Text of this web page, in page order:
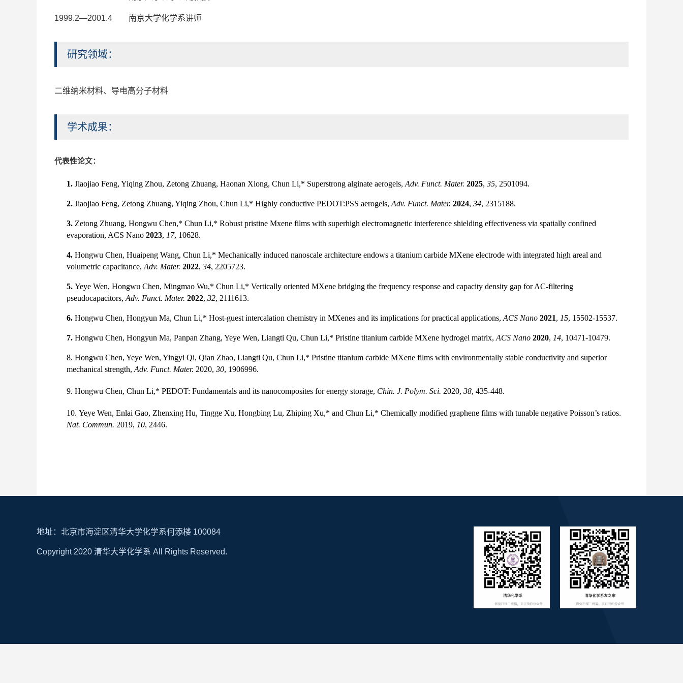
1999.2—2001.4 南京大学化学系讲师
研究领域：
二维纳米材料、导电高分子材料
学术成果：
代表性论文：
1. Jiaojiao Feng, Yiqing Zhou, Zetong Zhuang, Haonan Xiong, Chun Li,* Superstrong alginate aerogels, Adv. Funct. Mater. 2025, 35, 2501094.
2. Jiaojiao Feng, Zetong Zhuang, Yiqing Zhou, Chun Li,* Highly conductive PEDOT:PSS aerogels, Adv. Funct. Mater. 2024, 34, 2315188.
3. Zetong Zhuang, Hongwu Chen,* Chun Li,* Robust pristine Mxene films with superhigh electromagnetic interference shielding effectiveness via spatially confined
evaporation, ACS Nano 2023, 17, 10628.
4. Hongwu Chen, Huaipeng Wang, Chun Li,* Mechanically induced nanoscale architecture endows a titanium carbide MXene electrode with integrated high areal and
volumetric capacitance, Adv. Mater. 2022, 34, 2205723.
5. Yeye Wen, Hongwu Chen, Mingmao Wu,* Chun Li,* Vertically oriented MXene bridging the frequency response and capacity density gap for AC-filtering
pseudocapacitors, Adv. Funct. Mater. 2022, 32, 2111613.
6. Hongwu Chen, Hongyun Ma, Chun Li,* Host-guest intercalation chemistry in MXenes and its implications for practical applications, ACS Nano 2021, 15, 15502-15537.
7. Hongwu Chen, Hongyun Ma, Panpan Zhang, Yeye Wen, Liangti Qu, Chun Li,* Pristine titanium carbide MXene hydrogel matrix, ACS Nano 2020, 14, 10471-10479.
8. Hongwu Chen, Yeye Wen, Yingyi Qi, Qian Zhao, Liangti Qu, Chun Li,* Pristine titanium carbide MXene films with environmentally stable conductivity and superior
mechanical strength, Adv. Funct. Mater. 2020, 30, 1906996.
9. Hongwu Chen, Chun Li,* PEDOT: Fundamentals and its nanocomposites for energy storage, Chin. J. Polym. Sci. 2020, 38, 435-448.
10. Yeye Wen, Enlai Gao, Zhenxing Hu, Tingge Xu, Hongbing Lu, Zhiping Xu,* and Chun Li,* Chemically modified graphene films with tunable negative Poisson’s ratios.
Nat. Commun. 2019, 10, 2446.
地址：北京市海淀区清华大学化学系何添楼 100084
Copyright 2020 清华大学化学系 All Rights Reserved.